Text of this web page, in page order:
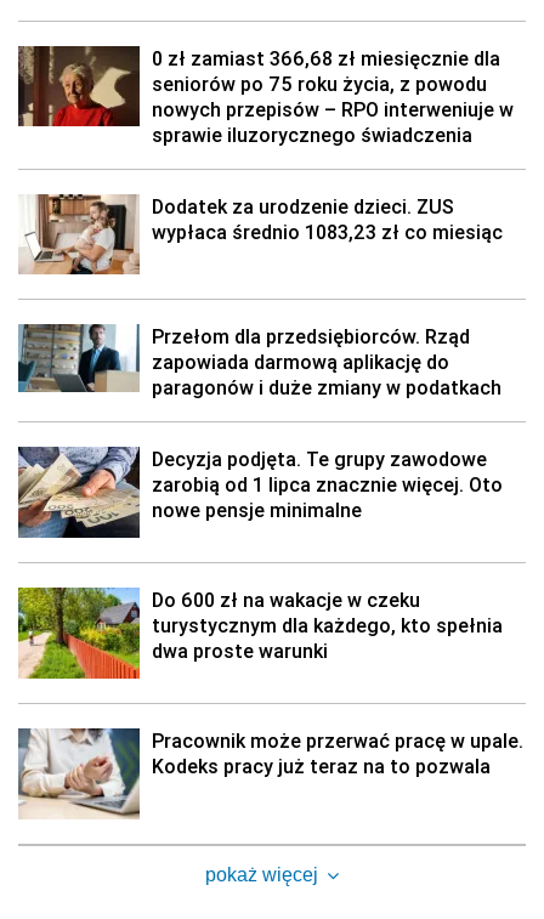
0 zł zamiast 366,68 zł miesięcznie dla
seniorów po 75 roku życia, z powodu
nowych przepisów – RPO interweniuje w
sprawie iluzorycznego świadczenia
Dodatek za urodzenie dzieci. ZUS
wypłaca średnio 1083,23 zł co miesiąc
Przełom dla przedsiębiorców. Rząd
zapowiada darmową aplikację do
paragonów i duże zmiany w podatkach
Decyzja podjęta. Te grupy zawodowe
zarobią od 1 lipca znacznie więcej. Oto
nowe pensje minimalne
Do 600 zł na wakacje w czeku
turystycznym dla każdego, kto spełnia
dwa proste warunki
Pracownik może przerwać pracę w upale.
Kodeks pracy już teraz na to pozwala
pokaż więcej